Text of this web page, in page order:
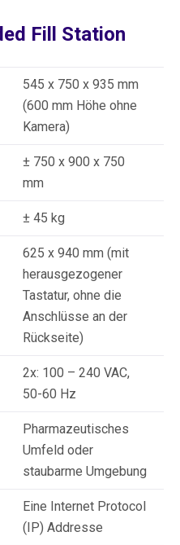
Fill Station
545 x 750 x 935 mm
(600 mm Höhe ohne
Kamera)
± 750 x 900 x 750
mm
± 45 kg
625 x 940 mm (mit
herausgezogener
Tastatur, ohne die
Anschlüsse an der
Rückseite)
2x: 100 – 240 VAC,
50-60 Hz
Pharmazeutisches
Umfeld oder
staubarme Umgebung
Eine Internet Protocol
(IP) Addresse